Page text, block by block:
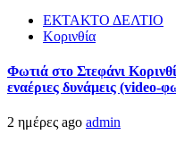
ΕΚΤΑΚΤΟ ΔΕΛΤΙΟ
Κορινθία
Φωτιά στο Στεφάνι
εναέριες δυνάμεις (video-
2 ημέρες ago admin